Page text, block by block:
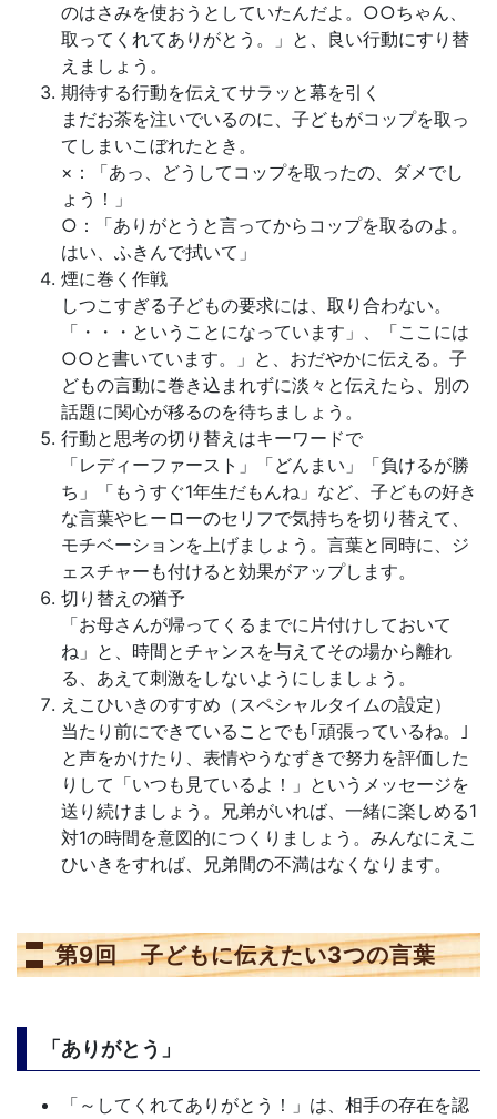
のはさみを使おうとしていたんだよ。○○ちゃん、
取ってくれてありがとう。」と、良い行動にすり替
えましょう。
期待する行動を伝えてサラッと幕を引く
まだお茶を注いでいるのに、子どもがコップを取っ
てしまいこぼれたとき。
×：「あっ、どうしてコップを取ったの、ダメでし
ょう！」
○：「ありがとうと言ってからコップを取るのよ。
はい、ふきんで拭いて」
煙に巻く作戦
しつこすぎる子どもの要求には、取り合わない。
「・・・ということになっています」、「ここには
○○と書いています。」と、おだやかに伝える。子
どもの言動に巻き込まれずに淡々と伝えたら、別の
話題に関心が移るのを待ちましょう。
行動と思考の切り替えはキーワードで
「レディーファースト」「どんまい」「負けるが勝
ち」「もうすぐ1年生だもんね」など、子どもの好き
な言葉やヒーローのセリフで気持ちを切り替えて、
モチベーションを上げましょう。言葉と同時に、ジ
ェスチャーも付けると効果がアップします。
切り替えの猶予
「お母さんが帰ってくるまでに片付けしておいて
ね」と、時間とチャンスを与えてその場から離れ
る、あえて刺激をしないようにしましょう。
えこひいきのすすめ（スペシャルタイムの設定）
当たり前にできていることでも｢頑張っているね。｣
と声をかけたり、表情やうなずきで努力を評価した
りして「いつも見ているよ！」というメッセージを
送り続けましょう。兄弟がいれば、一緒に楽しめる1
対1の時間を意図的につくりましょう。みんなにえこ
ひいきをすれば、兄弟間の不満はなくなります。
第9回 子どもに伝えたい3つの言葉
「ありがとう」
「～してくれてありがとう！」は、相手の存在を認